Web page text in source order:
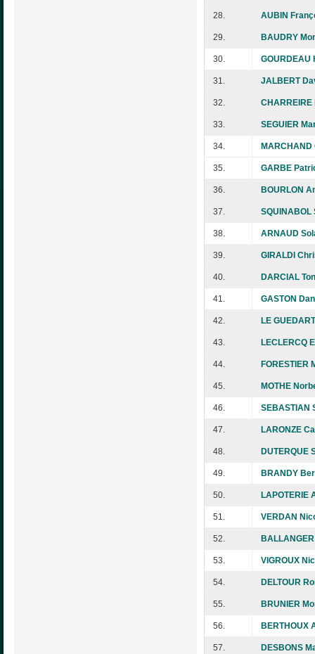
28. AUBIN
29. BAUDRY
30. GOURDEAU
31. JALBERT
32. CHARREIRE
33. SEGUIER
34.
35. GARBE
36. BOURLON
37. SQUINABOL
38. ARNAUD
39. GIRALDI
40. DARCIAL
41. GASTON
42. LE
43. LECLERCQ
44. FORESTIER
45. MOTHE
46. SEBASTIAN
47. LARONZE
48. DUTERQUE
49. BRANDY
50. LAPOTERIE
51. VERDAN
52.
53. VIGROUX
54. DELTOUR
55. BRUNIER
56. BERTHOUX
57. DESBONS